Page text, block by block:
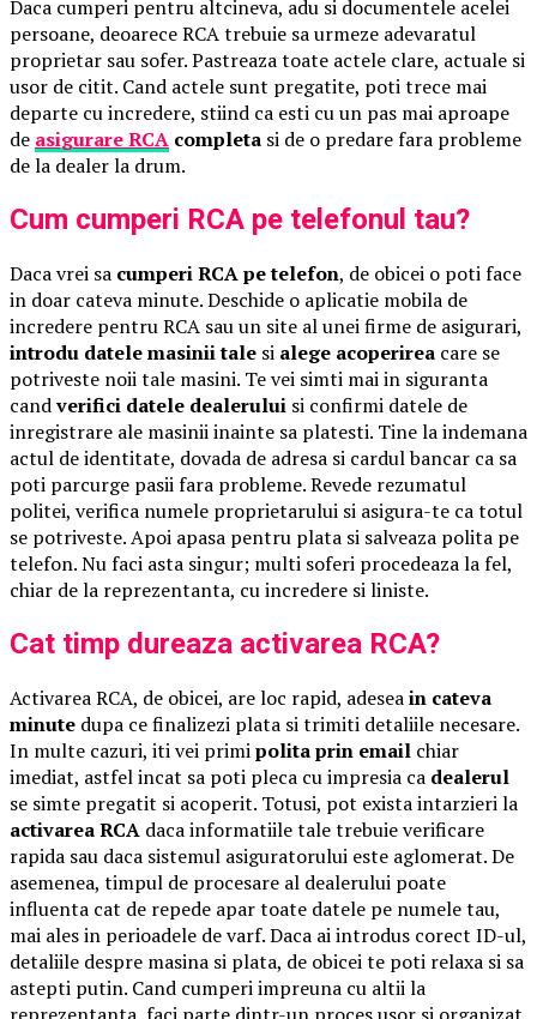
Daca cumperi pentru altcineva, adu si documentele acelei
persoane, deoarece RCA trebuie sa urmeze adevaratul
proprietar sau sofer. Pastreaza toate actele clare, actuale si
usor de citit. Cand actele sunt pregatite, poti trece mai
departe cu incredere, stiind ca esti cu un pas mai aproape
de asigurare RCA completa si de o predare fara probleme
de la dealer la drum.
Cum cumperi RCA pe telefonul tau?
Daca vrei sa cumperi RCA pe telefon, de obicei o poti face
in doar cateva minute. Deschide o aplicatie mobila de
incredere pentru RCA sau un site al unei firme de asigurari,
introdu datele masinii tale si alege acoperirea care se
potriveste noii tale masini. Te vei simti mai in siguranta
candverifici datele dealerului si confirmi datele de
inregistrare ale masinii inainte sa platesti. Tine la indemana
actul de identitate, dovada de adresa si cardul bancar ca sa
poti parcurge pasii fara probleme. Revede rezumatul
politei, verifica numele proprietarului si asigura-te ca totul
se potriveste. Apoi apasa pentru plata si salveaza polita pe
telefon. Nu faci asta singur; multi soferi procedeaza la fel,
chiar de la reprezentanta, cu incredere si liniste.
Cat timp dureaza activarea RCA?
Activarea RCA, de obicei, are loc rapid, adeseain cateva
minute dupa ce finalizezi plata si trimiti detaliile necesare.
In multe cazuri, iti vei primipolita prin email chiar
imediat, astfel incat sa poti pleca cu impresia ca dealerul
se simte pregatit si acoperit. Totusi, pot exista intarzieri la
activarea RCA daca informatiile tale trebuie verificare
rapida sau daca sistemul asiguratorului este aglomerat. De
asemenea, timpul de procesare al dealerului poate
influenta cat de repede apar toate datele pe numele tau,
mai ales in perioadele de varf. Daca ai introdus corect ID-ul,
detaliile despre masina si plata, de obicei te poti relaxa si sa
astepti putin. Cand cumperi impreuna cu altii la